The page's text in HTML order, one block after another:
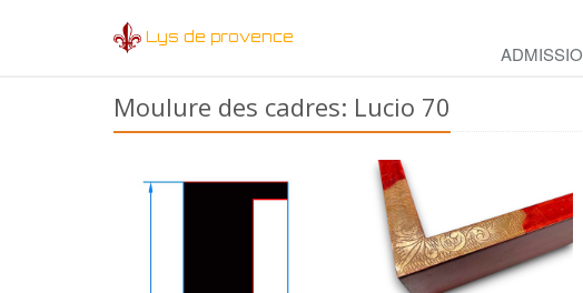
Lys de provence
ADMISSIO
Moulure des cadres: Lucio 70